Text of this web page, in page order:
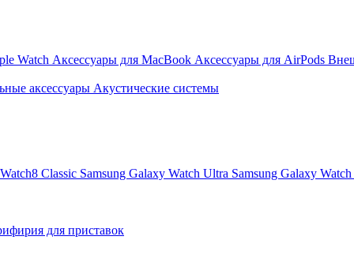
Watch Аксессуары для MacBook Аксессуары для AirPods
аксессуары Акустические системы
Classic Samsung Galaxy Watch Ultra Samsung Galaxy
для приставок